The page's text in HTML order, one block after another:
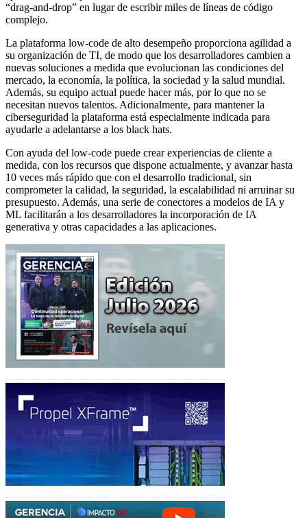
“drag-and-drop” en lugar de escribir miles de líneas de código
complejo.
La plataforma low-code de alto desempeño proporciona agilidad a
su organización de TI, de modo que los desarrolladores cambien a
nuevas soluciones a medida que evolucionan las condiciones del
mercado, la economía, la política, la sociedad y la salud mundial.
Además, su equipo actual puede hacer más, por lo que no se
necesitan nuevos talentos. Adicionalmente, para mantener la
ciberseguridad la plataforma está especialmente indicada para
ayudarle a adelantarse a los black hats.
Con ayuda del low-code puede crear experiencias de cliente a
medida, con los recursos que dispone actualmente, y avanzar hasta
10 veces más rápido que con el desarrollo tradicional, sin
comprometer la calidad, la seguridad, la escalabilidad ni arruinar su
presupuesto. Además, una serie de conectores a modelos de IA y
ML facilitarán a los desarrolladores la incorporación de IA
generativa y otras capacidades a las aplicaciones.